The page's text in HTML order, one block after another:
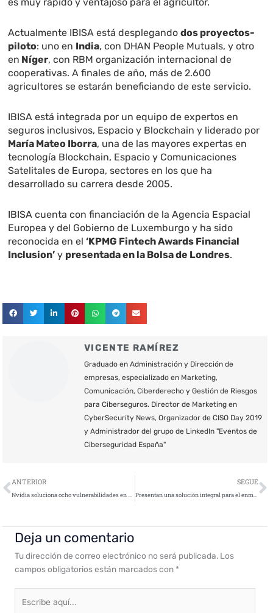
Actualmente IBISA está desplegandodos proyectos-
piloto: uno en India, con DHAN People Mutuals, y otro
en Níger, con RBM organización internacional de
cooperativas. A finales de año, más de 2.600
agricultores se estarán beneficiando de este servicio.
IBISA está integrada por un equipo de expertos en
seguros inclusivos, Espacio y Blockchain y liderado por
María Mateo Iborra, una de las mayores expertas en
tecnología Blockchain, Espacio y Comunicaciones
Satelitales de Europa, sectores en los que ha
desarrollado su carrera desde 2005.
IBISA cuenta con financiación de la Agencia Espacial
Europea y del Gobierno de Luxemburgo y ha sido
reconocida en el‘KPMG Fintech Awards Financial
Inclusion’ y presentada en la Bolsa de Londres.
VICENTE RAMÍREZ
Graduado en Administración y Dirección de
empresas, especializado en Marketing,
Comunicación, Ciberderecho y Gestión de Riesgos
para Ciberseguros. Director de Marketing en
CyberSecurity News, Organizador de CISO Day 2019
y Administrador del grupo de LinkedIn "Eventos de
Ciberseguridad España"
Ant
ANTERIOR
Nvidia soluciona ocho vulnerabilidades en sus tarjetas gráficas
SEGUE
Presentan una solución integral para el enmascaramiento de datos en las pruebas de software
Deja un comentario
Tu dirección de correo electrónico no será publicada. Los
campos obligatorios están marcados con *
aquí...